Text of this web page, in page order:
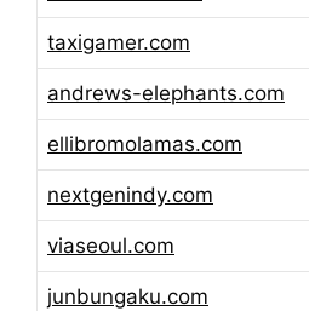
taxigamer.com
andrews-elephants.com
ellibromolamas.com
nextgenindy.com
viaseoul.com
junbungaku.com